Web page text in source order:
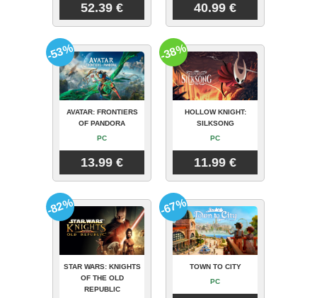
52.39 € 40.99 €
AVATAR: FRONTIERS
OF PANDORA
PC
13.99 €
-53%
HOLLOW KNIGHT:
SILKSONG
PC
11.99 €
-38%
STAR WARS: KNIGHTS
OF THE OLD
REPUBLIC
-82%
TOWN TO CITY
PC
-67%